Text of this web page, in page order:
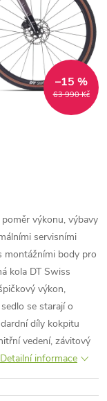
63 990 Kč
–15 %
výkonu, výbavy
servisními
montážními body pro
kola DT Swiss
výkon,
se starají o
díly kokpitu
vedení, závitový
Detailní informace